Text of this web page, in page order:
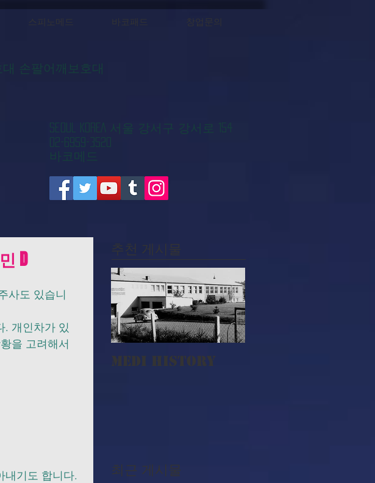
손팔어깨보호대
​Seoul KOREA 서울 강서구 강서로 154
02-6959-3520
​바코메드
D
사도 있습니
. 개인차가 있
을 고려해서
내기도 합니다.
추천 게시물
MEDI History
최근 게시물